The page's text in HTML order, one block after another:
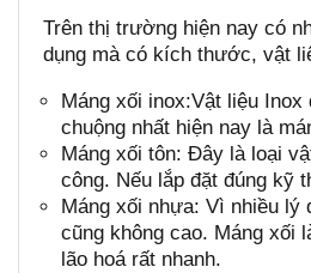
Trên thị trường hiện nay có
dụng mà có kích thước, vật
Máng xối inox:Vật liệu
chuộng nhất hiện nay là
Máng xối tôn: Đây là loại
công. Nếu lắp đặt đúng kỹ
Máng xối nhựa: Vì nhiều
cũng không cao. Máng xối
lão hoá rất nhanh.